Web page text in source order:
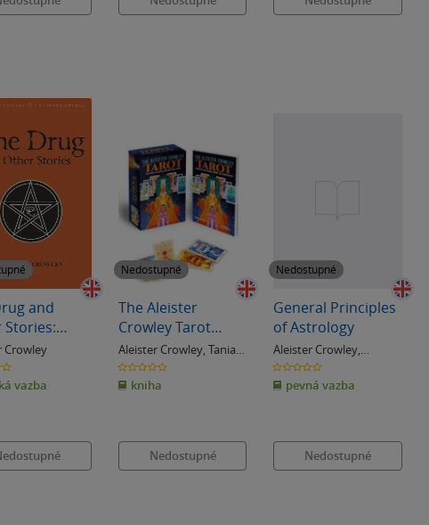
and
Stories:
Edition
Crowley
vazba
Nedostupné
The Aleister
Crowley Tarot
Book & Card Deck
Aleister Crowley, Tania
Ahsan
0.0
z
5
hvězdiček
kniha
Nedostupné
Nedostupné
General Principles
of Astrology
Aleister Crowley,
0.0
z
5
hvězdiček
pevná vazba
Nedostupné